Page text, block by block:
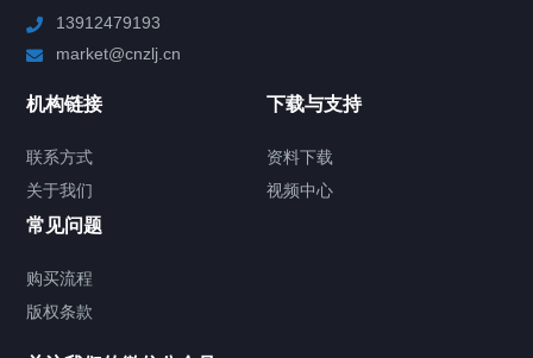
Chiller高精度制冷循环器
TCU温度控制单元
Chiller气体控温系统
13912479193
market@cnzlj.cn
机构链接
联系方式
关于我们
下载与支持
资料下载
视频中心
常见问题
购买流程
版权条款